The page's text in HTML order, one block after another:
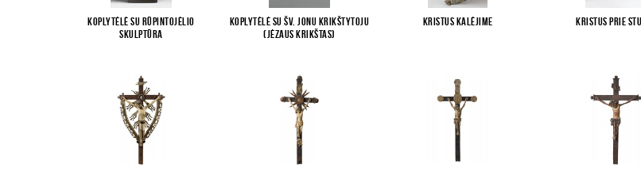
Koplytėlė su Rūpintojėlio
skulptūra
Koplytėlė su Šv. Jonu Krikštytoju
(Jėzaus krikštas)
Kristus kalėjime Kristus prie